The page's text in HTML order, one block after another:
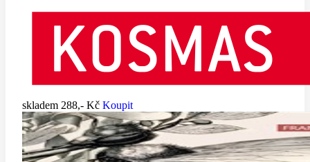
skladem 288,- Kč Koupit